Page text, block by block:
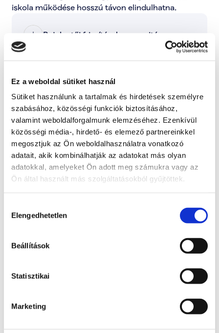
Ez a weboldal sütiket használ
Sütiket használunk a tartalmak és hirdetések személyre
szabásához, közösségi funkciók biztosításához,
valamint weboldalforgalmunk elemzéséhez. Ezenkívül
közösségi média-, hirdető- és elemező partnereinkkel
megosztjuk az Ön weboldalhasználatra vonatkozó
adatait, akik kombinálhatják az adatokat más olyan
adatokkal, amelyeket Ön adott meg számukra vagy az
Ön által használt más szolgáltatásokból gyűjtöttek.
kiválasztása
Elengedhetetlen
Beállítások
Statisztikai
Marketing
Bejelentői frissítések megnyitása
Engem is érint ez a probléma
Ezzel tudod jelezni, hogy ez a probléma rád is
hatással van, és fontosnak tartod a megoldását.
Támogatom
További lépések a probléma kapcsán
Radnai Márk
Kormánybiztos
beszélgetéshez.